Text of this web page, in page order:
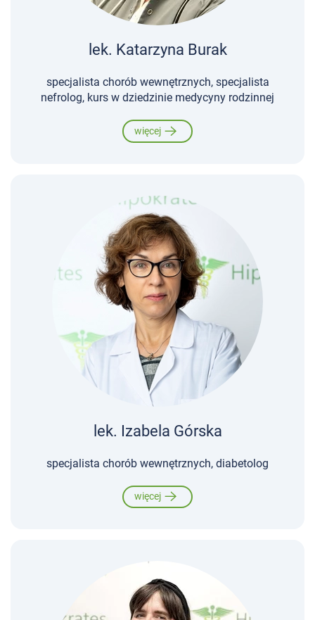
lek. Katarzyna Burak
specjalista chorób wewnętrznych, specjalista
nefrolog, kurs w dziedzinie medycyny rodzinnej
więcej
lek. Izabela Górska
specjalista chorób wewnętrznych, diabetolog
więcej